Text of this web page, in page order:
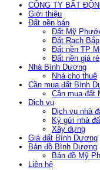
CÔNG TY BẤT
Giới thiệu
Đất nền bán
Đất Mỹ
Đất Rạch Bắp
Đất nền TP
Đất nền giá rẻ
Nhà Bình Dương
Nhà cho thuê
Cần mua đất Bình
Cần mua đất
Dịch vụ
Dịch vụ nhà
Ký gửi nhà
Xây dựng
Giá đất Bình Dương
Bản đồ Bình Dương
Bản đồ Mỹ
Liên hệ